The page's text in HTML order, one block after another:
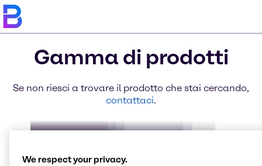
Gamma di prodotti
Se non riesci a trovare il prodotto che stai cercando,
contattaci.
We respect your privacy.